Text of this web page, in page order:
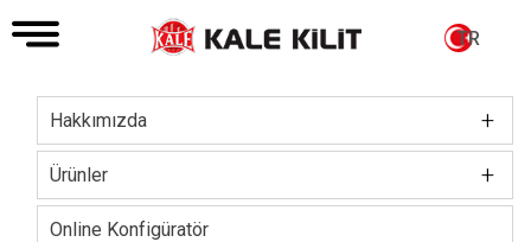
TR
Main
navigation
+
Hakkımızda
Yönetim Kurulu
Şirket Hakkında
+
Ürünler
Kilit / Silindir
Online Konfigüratör